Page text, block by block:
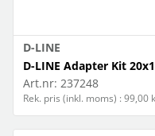
D-LINE
D-LINE Adapter Kit
Art.nr: 237248
Rek. pris (inkl. moms) : 99,00